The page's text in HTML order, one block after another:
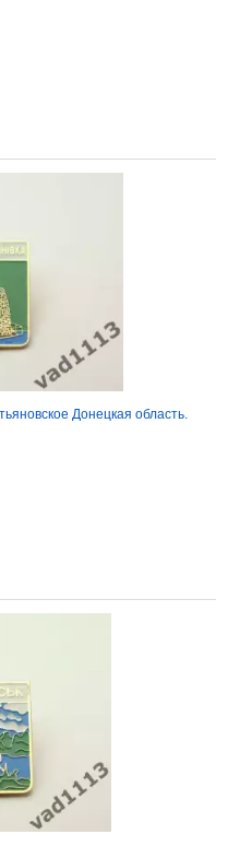
Донецкая область.